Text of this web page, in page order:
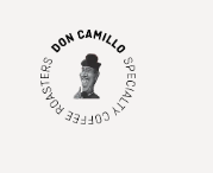
GESCHENK
ANFÄNGER
Home / Online Shop